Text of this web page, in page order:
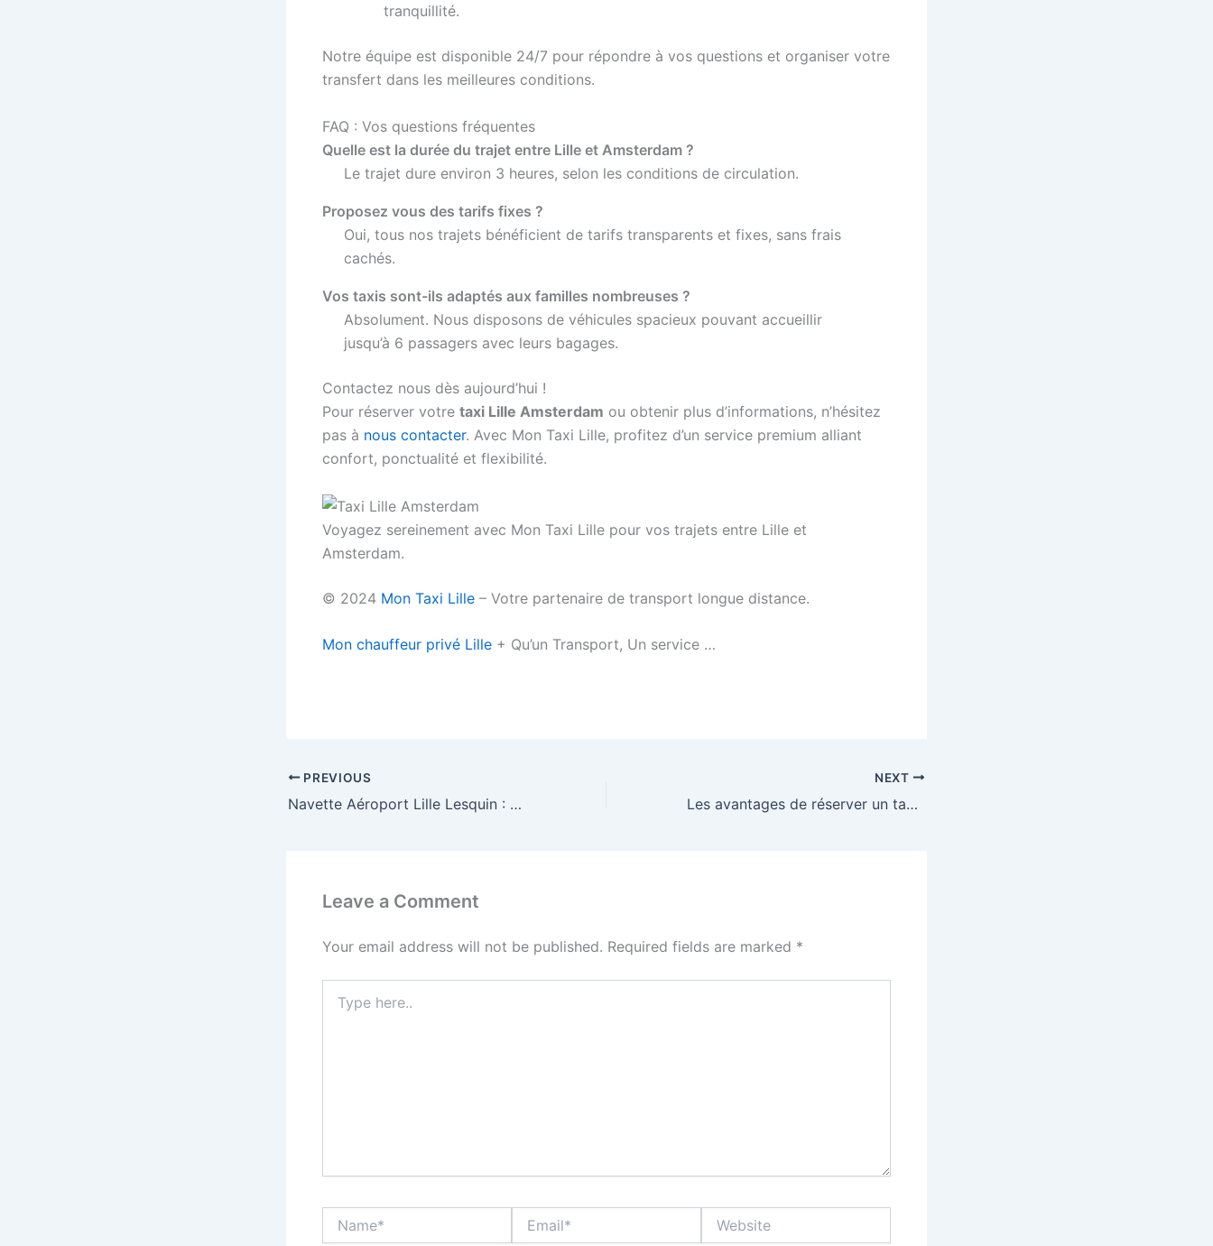
tranquillité.
Notre équipe est disponible 24/7 pour répondre à vos questions et organiser votre
transfert dans les meilleures conditions.
FAQ : Vos questions fréquentes
Quelle est la durée du trajet entre Lille et Amsterdam ?
Le trajet dure environ 3 heures, selon les conditions de circulation.
Proposez vous des tarifs fixes ?
Oui, tous nos trajets bénéficient de tarifs transparents et fixes, sans frais
cachés.
Vos taxis sont-ils adaptés aux familles nombreuses ?
Absolument. Nous disposons de véhicules spacieux pouvant accueillir
jusqu’à 6 passagers avec leurs bagages.
Contactez nous dès aujourd’hui !
Pour réserver votre taxi Lille Amsterdam ou obtenir plus d’informations, n’hésitez
pas à nous contacter. Avec Mon Taxi Lille, profitez d’un service premium alliant
confort, ponctualité et flexibilité.
Voyagez sereinement avec Mon Taxi Lille pour vos trajets entre Lille et
Amsterdam.
© 2024 Mon Taxi Lille – Votre partenaire de transport longue distance.
Mon chauffeur privé Lille + Qu’un Transport, Un service …
PREVIOUS
Navette Aéroport Lille Lesquin : Votre Solution de Transport Confortable et Fiable
NEXT
Les avantages de réserver un taxi vers les gares de Lille
Leave a Comment
Your email address will not be published. Required fields are marked *
here..